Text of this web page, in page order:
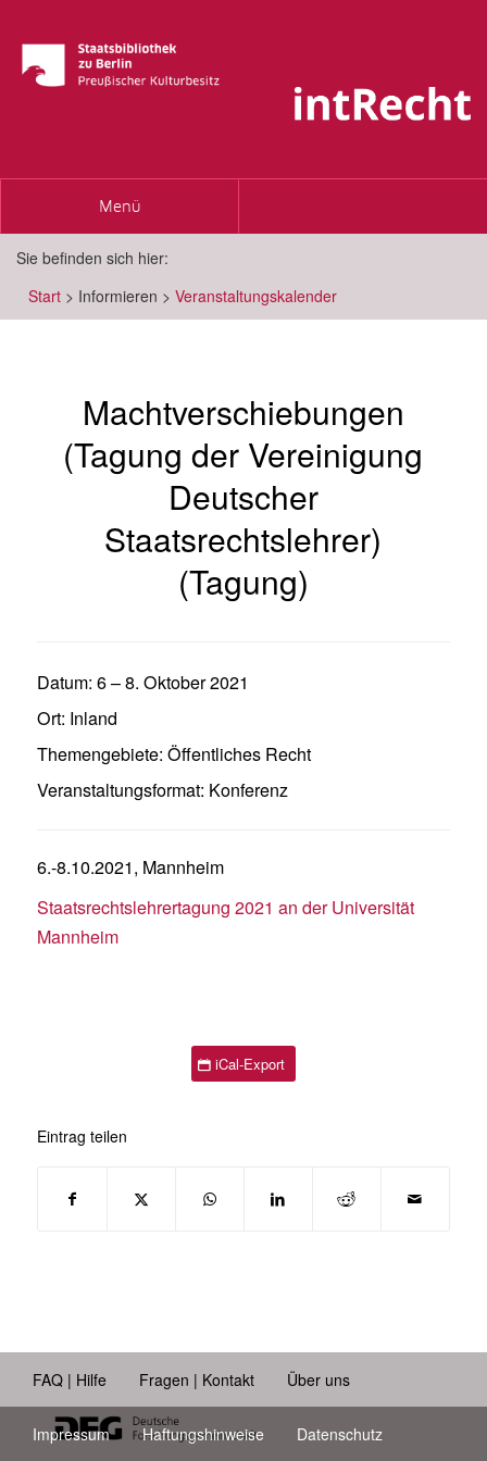
Toggle
Menü
Sie befinden sich hier:
Start > Informieren > Veranstaltungskalender
Machtverschiebungen
(Tagung der Vereinigung
Deutscher
Staatsrechtslehrer)
(Tagung)
Datum: 6–8. Oktober 2021
Ort: Inland
Themengebiete: Öffentliches Recht
Veranstaltungsformat: Konferenz
6.-8.10.2021, Mannheim
Staatsrechtslehrertagung 2021 an der Universität
Mannheim
iCal-Export
Eintrag teilen
FAQ | Hilfe Fragen | Kontakt Über uns
Impressum Haftungshinweise Datenschutz